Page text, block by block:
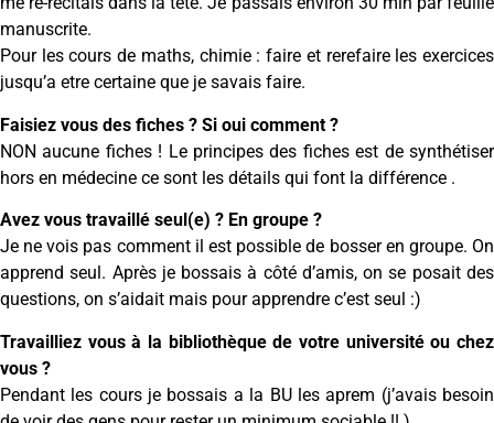
manuscrite.
Pour les cours de maths, chimie : faire et rerefaire les exercices
jusqu’a etre certaine que je savais faire.
Faisiez vous des fiches ? Si oui comment ?
NON aucune fiches ! Le principes des fiches est de synthétiser
hors en médecine ce sont les détails qui font la différence .
Avez vous travaillé seul(e) ? En groupe ?
Je ne vois pas comment il est possible de bosser en groupe. On
apprend seul. Après je bossais à côté d’amis, on se posait des
questions, on s’aidait mais pour apprendre c’est seul :)
Travailliez vous à la bibliothèque de votre université ou chez
vous ?
Pendant les cours je bossais a la BU les aprem (j’avais besoin